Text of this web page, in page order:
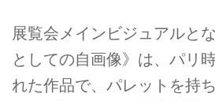
展覧会メインビジュアルと
としての自画像》は、パリ
れた作品で、パレットを持